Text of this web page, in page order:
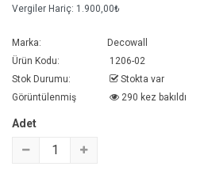
Vergiler Hariç: 1.900,00₺
Marka:
Decowall
Ürün Kodu:
1206-02
Stok Durumu:
Stokta var
Görüntülenmiş
290 kez bakıldı
Adet